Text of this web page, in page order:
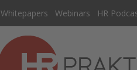
Whitepapers Webinars HR